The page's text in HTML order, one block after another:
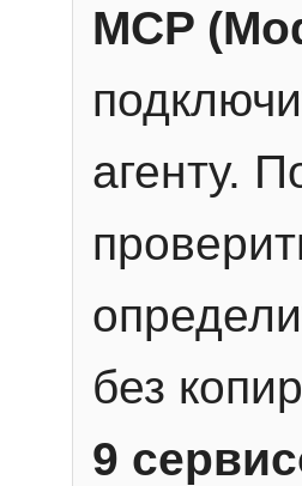
MCP
агенту.
без
9